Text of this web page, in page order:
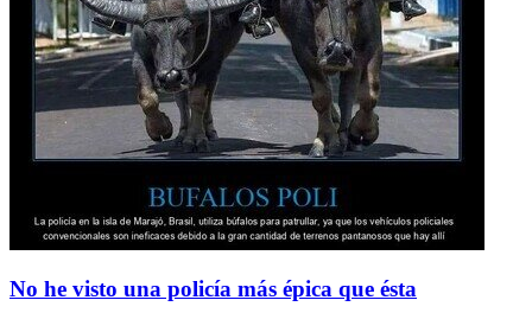
No he visto una policía más épica que ésta